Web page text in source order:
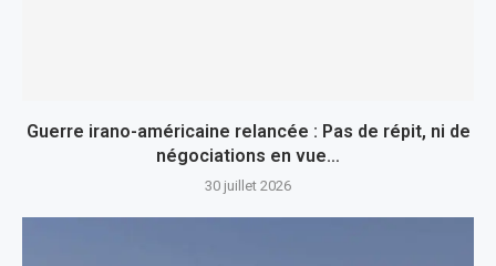
Guerre irano-américaine relancée : Pas de répit, ni de
négociations en vue…
30 juillet 2026